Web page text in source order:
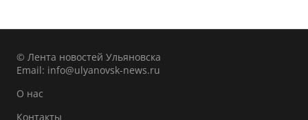
© Лента новостей Ульяновска
Email: info@ulyanovsk-news.ru
О нас
Контакты